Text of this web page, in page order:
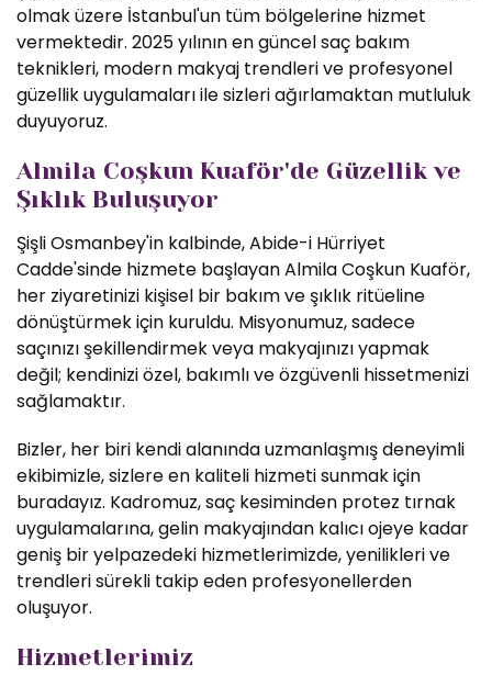
olmak üzere İstanbul'un tüm bölgelerine hizmet
vermektedir. 2025 yılının en güncel saç bakım
teknikleri, modern makyaj trendleri ve profesyonel
güzellik uygulamaları ile sizleri ağırlamaktan mutluluk
duyuyoruz.
Almila Coşkun Kuaför'de Güzellik ve
Şıklık Buluşuyor
Şişli Osmanbey'in kalbinde, Abide-i Hürriyet
Cadde'sinde hizmete başlayan Almila Coşkun Kuaför,
her ziyaretinizi kişisel bir bakım ve şıklık ritüeline
dönüştürmek için kuruldu. Misyonumuz, sadece
saçınızı şekillendirmek veya makyajınızı yapmak
değil; kendinizi özel, bakımlı ve özgüvenli hissetmenizi
sağlamaktır.
Bizler, her biri kendi alanında uzmanlaşmış deneyimli
ekibimizle, sizlere en kaliteli hizmeti sunmak için
buradayız. Kadromuz, saç kesiminden protez tırnak
uygulamalarına, gelin makyajından kalıcı ojeye kadar
geniş bir yelpazedeki hizmetlerimizde, yenilikleri ve
trendleri sürekli takip eden profesyonellerden
oluşuyor.
Hizmetlerimiz